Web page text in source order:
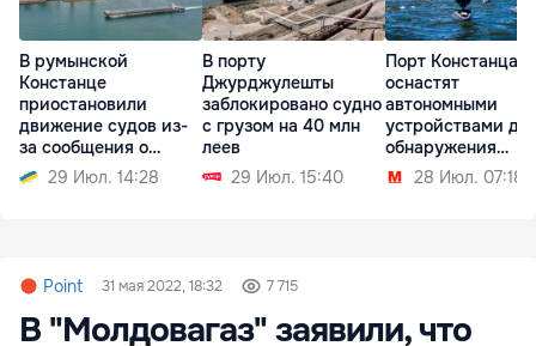
В румынской
Констанце
приостановили
движение судов из-
за сообщения о
возможном взрыве
29 Июл. 14:28
В порту
Джурджулешты
заблокировано судно
с грузом на 40 млн
леев
29 Июл. 15:40
Порт Констанца
оснастят
автономными
устройствами
обнаружения
морских дронов
28 Июл. 07:18
Point 31 мая 2022, 18:32 7 715
В "Молдовагаз" заявили, что